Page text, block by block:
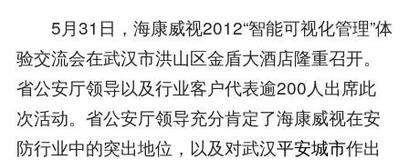
5月31日，海康威视2012“智能可视化管理”体
验交流会在武汉市洪山区金盾大酒店隆重召开。
省公安厅领导以及行业客户代表逾200人出席此
次活动。省公安厅领导充分肯定了海康威视在安
防行业中的突出地位，以及对武汉平安城市作出